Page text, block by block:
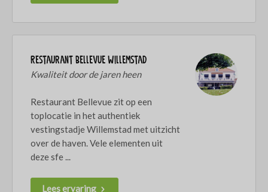
Restaurant Bellevue Willemstad
Kwaliteit door de jaren heen
Restaurant Bellevue zit op een
toplocatie in het authentiek
vestingstadje Willemstad met uitzicht
over de haven. Vele elementen uit
deze sfe ...
Lees ervaring